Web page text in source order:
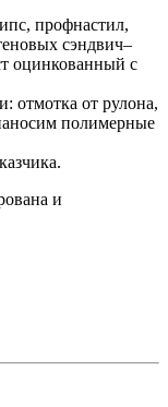
профнастил,
сэндвич–
оцинкованный с
отмотка от рулона,
полимерные
и